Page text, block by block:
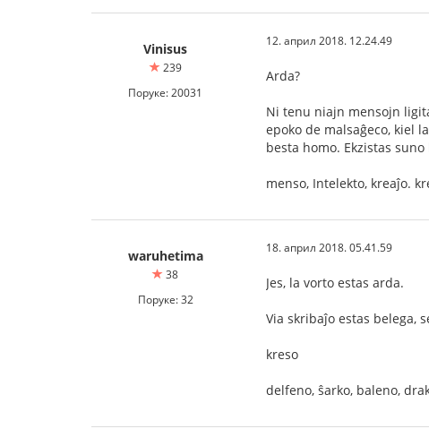
Vinisus
239
Поруке: 20031
12. април 2018. 12.24.49
Arda?
Ni tenu niajn mensojn
epoko de malsaĝeco, kiel
besta homo. Ekzistas
menso, Intelekto, kreaĵo.
waruhetima
38
Поруке: 32
18. април 2018. 05.41.59
Jes, la vorto estas arda.
Via skribaĵo estas belega,
kreso
delfeno, ŝarko, baleno,